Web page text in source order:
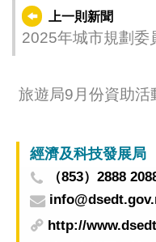
上一則新聞
2025年城市規劃委
旅遊局9月份資助
經濟及科技發展局
（853）2888
http://